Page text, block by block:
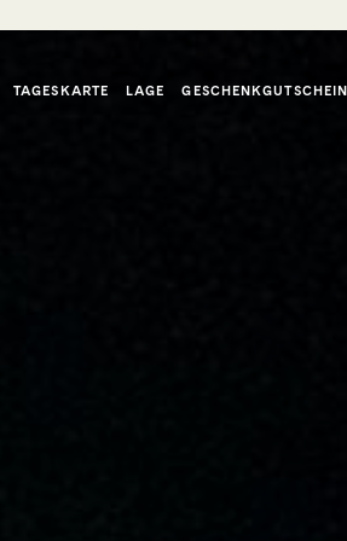
TAGESKARTE LAGE